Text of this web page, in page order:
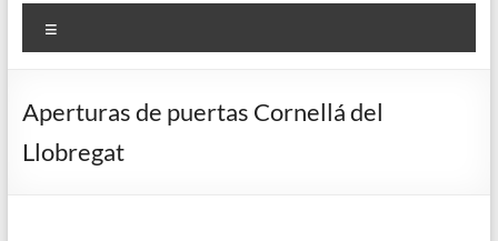
Aperturas de puertas Cornellá del
Llobregat